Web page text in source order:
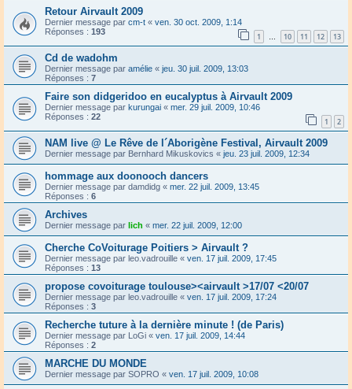
Retour Airvault 2009
Dernier message par cm-t « ven. 30 oct. 2009, 1:14
Réponses : 193 1 … 10 11 12 13
Cd de wadohm
Dernier message par amélie « jeu. 30 juil. 2009, 13:03
Réponses : 7
Faire son didgeridoo en eucalyptus à Airvault 2009
Dernier message par kurungai « mer. 29 juil. 2009, 10:46
Réponses : 22 1 2
NAM live @ Le Rêve de l´Aborigène Festival, Airvault 2009
Dernier message par Bernhard Mikuskovics « jeu. 23 juil. 2009, 12:34
hommage aux doonooch dancers
Dernier message par damdidg « mer. 22 juil. 2009, 13:45
Réponses : 6
Archives
Dernier message par lich « mer. 22 juil. 2009, 12:00
Cherche CoVoiturage Poitiers > Airvault ?
Dernier message par leo.vadrouille « ven. 17 juil. 2009, 17:45
Réponses : 13
propose covoiturage toulouse><airvault >17/07 <20/07
Dernier message par leo.vadrouille « ven. 17 juil. 2009, 17:24
Réponses : 3
Recherche tuture à la dernière minute ! (de Paris)
Dernier message par LoGi « ven. 17 juil. 2009, 14:44
Réponses : 2
MARCHE DU MONDE
Dernier message par SOPRO « ven. 17 juil. 2009, 10:08